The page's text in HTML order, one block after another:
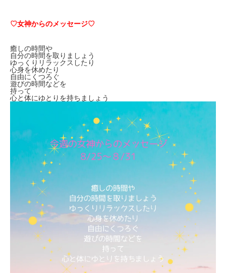
♡女神からのメッセージ♡
癒しの時間や
自分の時間を取りましょう
ゆっくりリラックスしたり
心身を休めたり
自由にくつろぐ
遊びの時間などを
持って
心と体にゆとりを持ちましょう